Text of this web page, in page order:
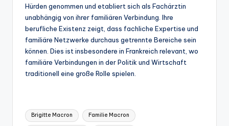
Hürden genommen und etabliert sich als Fachärztin
unabhängig von ihrer familiären Verbindung. Ihre
berufliche Existenz zeigt, dass fachliche Expertise und
familiäre Netzwerke durchaus getrennte Bereiche sein
können. Dies ist insbesondere in Frankreich relevant, wo
familiäre Verbindungen in der Politik und Wirtschaft
traditionell eine große Rolle spielen.
Tags:
Brigitte Macron Familie Macron